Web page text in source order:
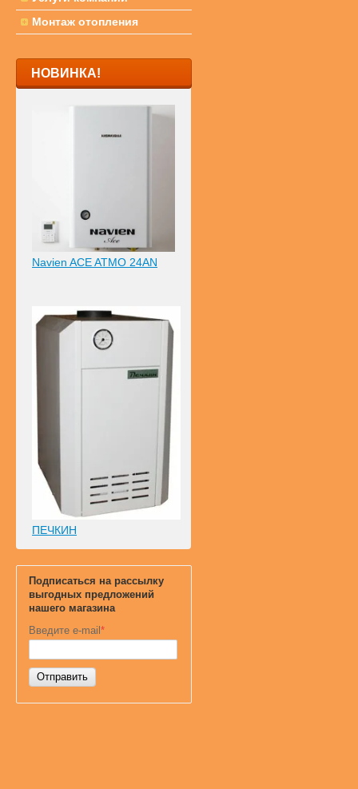
Монтаж отопления
НОВИНКА!
Navien ACE ATMO 24AN
ПЕЧКИН
Подписаться на рассылку
выгодных предложений
нашего магазина
Введите e-mail *
Отправить